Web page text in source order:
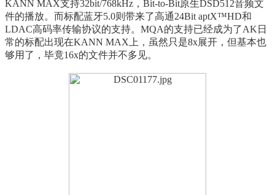
KANN MAX支持32bit/768kHz，Bit-to-Bit原生DSD512音频文
件的播放。而标配蓝牙5.0则带来了高通24Bit aptX™HD和
LDAC高码率传输协议的支持。MQA的支持已经成为了AK日
常的标配出现在KANN MAX上，虽然只是8x展开，但基本也
够用了，毕竟16x的文件并不多见。